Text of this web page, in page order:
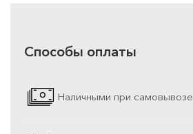
Способы оплаты
Наличными при самовывозе